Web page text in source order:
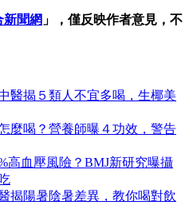
新聞網 」，僅反映作者意見，不
醫揭５類人不宜多喝，生椰美
麼喝？營養師曝４功效，警告
高血壓風險？BMJ新研究曝攝
揭陽暑陰暑差異，教你喝對飲